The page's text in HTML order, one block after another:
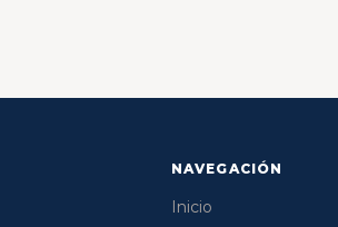
NAVEGACIÓN
Inicio